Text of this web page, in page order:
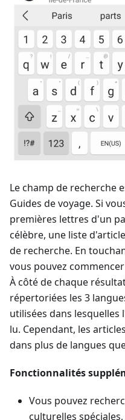
Le champ de recherche
Guides de voyage. Si
premières lettres d'un
célèbre, une liste
de recherche. En
vous pouvez
À côté de chaque
répertoriées les 3
utilisées dans
lu. Cependant, les
dans plus de langues
Fonctionnalités
Vous pouvez
culturelles